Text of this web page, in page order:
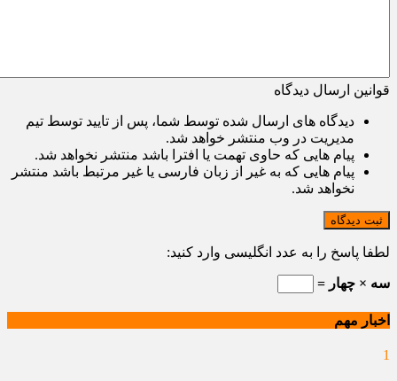
قوانین ارسال دیدگاه
دیدگاه های ارسال شده توسط شما، پس از تایید توسط تیم
مدیریت در وب منتشر خواهد شد.
پیام هایی که حاوی تهمت یا افترا باشد منتشر نخواهد شد.
پیام هایی که به غیر از زبان فارسی یا غیر مرتبط باشد منتشر
نخواهد شد.
ثبت دیدگاه
لطفا پاسخ را به عدد انگلیسی وارد کنید:
سه × چهار =
اخبار مهم
1